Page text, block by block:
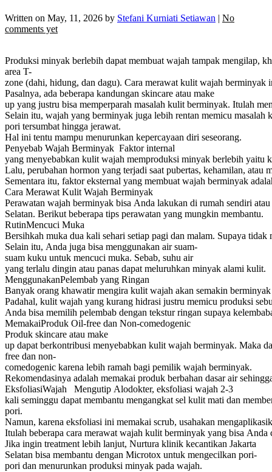
Written on May, 11, 2026 by Stefani Kurniati Setiawan | No
comments yet
Produksi minyak berlebih dapat membuat wajah tampak mengilap,
area T-
zone (dahi, hidung, dan dagu). Cara merawat kulit wajah
Pasalnya, ada beberapa kandungan skincare atau make
up yang justru bisa memperparah masalah kulit berminyak. Itulah
Selain itu, wajah yang berminyak juga lebih rentan memicu masalah
pori tersumbat hingga jerawat.
Hal ini tentu mampu menurunkan kepercayaan diri seseorang.
Penyebab Wajah Berminyak Faktor internal
yang menyebabkan kulit wajah memproduksi minyak berlebih
Lalu, perubahan hormon yang terjadi saat pubertas, kehamilan,
Sementara itu, faktor eksternal yang membuat wajah berminyak
Cara Merawat Kulit Wajah Berminyak
Perawatan wajah berminyak bisa Anda lakukan di rumah sendiri
Selatan. Berikut beberapa tips perawatan yang mungkin membantu.
RutinMencuci Muka
Bersihkah muka dua kali sehari setiap pagi dan malam. Supaya
Selain itu, Anda juga bisa menggunakan air suam-
suam kuku untuk mencuci muka. Sebab, suhu air
yang terlalu dingin atau panas dapat meluruhkan minyak alami kulit.
MenggunakanPelembab yang Ringan
Banyak orang khawatir mengira kulit wajah akan semakin
Padahal, kulit wajah yang kurang hidrasi justru memicu produksi
Anda bisa memilih pelembab dengan tekstur ringan supaya
MemakaiProduk Oil-free dan Non-comedogenic
Produk skincare atau make
up dapat berkontribusi menyebabkan kulit wajah berminyak. Maka
free dan non-
comedogenic karena lebih ramah bagi pemilik wajah berminyak.
Rekomendasinya adalah memakai produk berbahan dasar air
EksfoliasiWajah Mengutip Alodokter, eksfoliasi wajah 2-3
kali seminggu dapat membantu mengangkat sel kulit mati dan
pori.
Namun, karena eksfoliasi ini memakai scrub, usahakan
Itulah beberapa cara merawat wajah kulit berminyak yang bisa
Jika ingin treatment lebih lanjut, Nurtura klinik kecantikan Jakarta
Selatan bisa membantu dengan Microtox untuk mengecilkan pori-
pori dan menurunkan produksi minyak pada wajah.